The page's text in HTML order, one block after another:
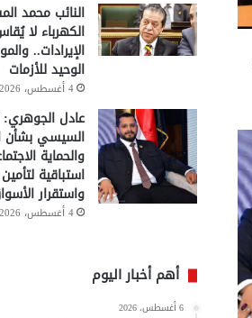
النائب محمد
الكهرباء لا
الإيرادات..
الوحيد للأزمات
4 أغسطس، 2026
عادل
السيسي بشأن
والحماية
استباقية
واستقرار
4 أغسطس، 2026
أهم أخبار اليوم
6 أغسطس، 2026